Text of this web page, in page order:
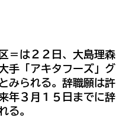
＝は２２日、大島理森
手「アキタフーズ」グ
みられる。辞職願は許
年３月１５日までに辞
る。